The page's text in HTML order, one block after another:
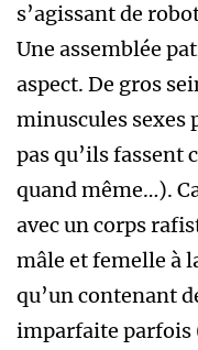
s’agissant de
Une assemblée
aspect. De gros
minuscules sexes
pas qu’ils fassent
quand même…).
avec un corps
mâle et femelle à
qu’un contenant
imparfaite parfois